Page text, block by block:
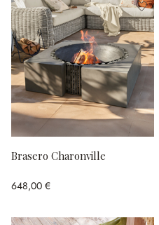
Brasero Charonville
648,00 €